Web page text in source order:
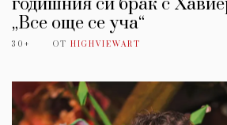
годишния си брак с
„Все още се уча“
30+ ОТ HIGHVIEWART